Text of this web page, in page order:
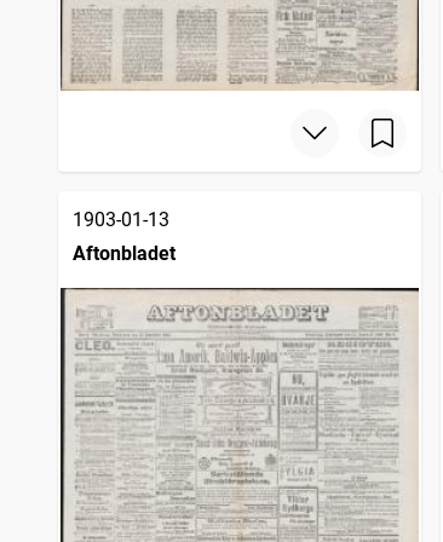
1903-01-13
Aftonbladet